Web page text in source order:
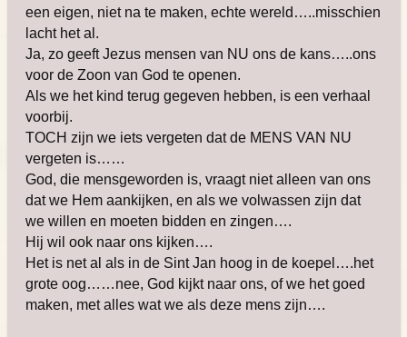
een eigen, niet na te maken, echte wereld…..misschien
lacht het al.
Ja, zo geeft Jezus mensen van NU ons de kans…..ons
voor de Zoon van God te openen.
Als we het kind terug gegeven hebben, is een verhaal
voorbij.
TOCH zijn we iets vergeten dat de MENS VAN NU
vergeten is……
God, die mensgeworden is, vraagt niet alleen van ons
dat we Hem aankijken, en als we volwassen zijn dat
we willen en moeten bidden en zingen….
Hij wil ook naar ons kijken….
Het is net al als in de Sint Jan hoog in de koepel….het
grote oog……nee, God kijkt naar ons, of we het goed
maken, met alles wat we als deze mens zijn….